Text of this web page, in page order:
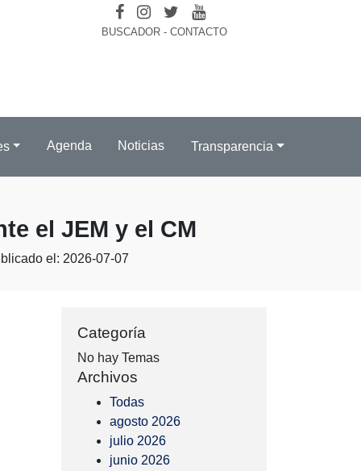
BUSCADOR- CONTACTO
Agenda Noticias Transparencia
el JEM y el CM
el: 2026-07-07
Categoría
No hay Temas
Archivos
Todas
agosto 2026
julio 2026
junio 2026